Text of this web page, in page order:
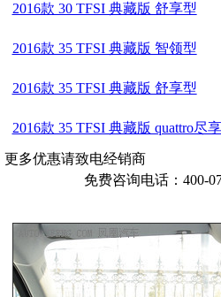
2016款 30 TFSI 典藏版 舒享型
2016款 35 TFSI 典藏版 智领型
2016款 35 TFSI 典藏版 舒享型
2016款 35 TFSI 典藏版 quattro尽
更多优惠请致电经销商
免费咨询电话：400-